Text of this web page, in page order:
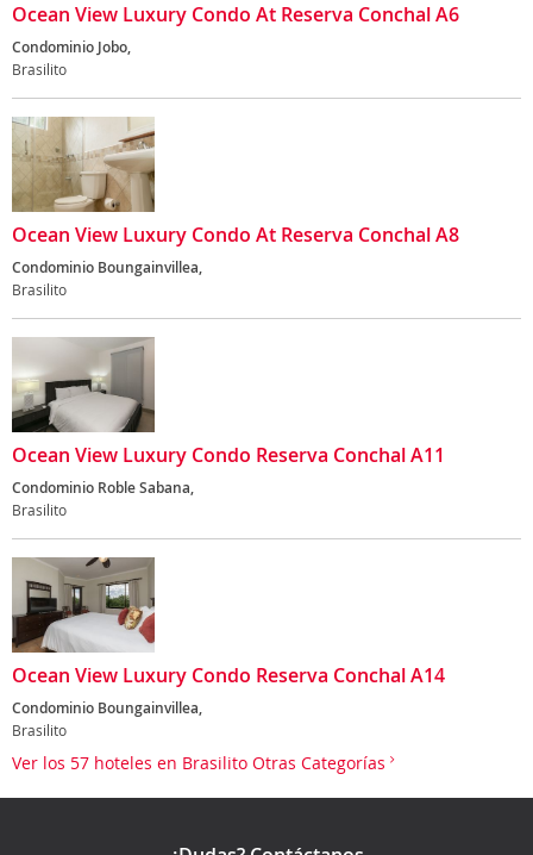
Ocean View Luxury Condo At Reserva Conchal A6
Condominio Jobo,
Brasilito
Ocean View Luxury Condo At Reserva Conchal A8
Condominio Boungainvillea,
Brasilito
Ocean View Luxury Condo Reserva Conchal A11
Condominio Roble Sabana,
Brasilito
Ocean View Luxury Condo Reserva Conchal A14
Condominio Boungainvillea,
Brasilito
Ver los 57 hoteles en Brasilito Otras Categorías